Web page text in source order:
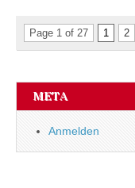
Page 1 of 27 1 2
META
Anmelden